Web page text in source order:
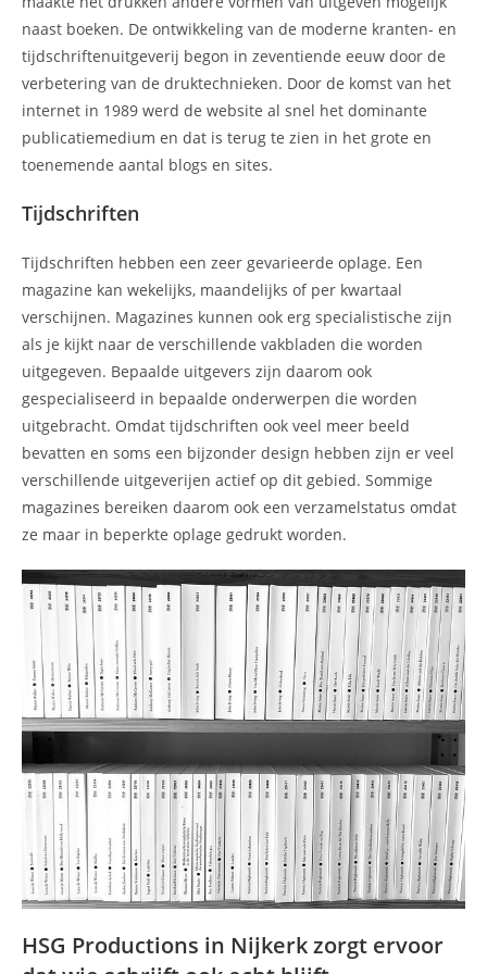
naast boeken. De ontwikkeling van de moderne kranten- en
tijdschriftenuitgeverij begon in zeventiende eeuw door de
verbetering van de druktechnieken. Door de komst van het
internet in 1989 werd de website al snel het dominante
publicatiemedium en dat is terug te zien in het grote en
toenemende aantal blogs en sites.
Tijdschriften
Tijdschriften hebben een zeer gevarieerde oplage. Een
magazine kan wekelijks, maandelijks of per kwartaal
verschijnen. Magazines kunnen ook erg specialistische zijn
als je kijkt naar de verschillende vakbladen die worden
uitgegeven. Bepaalde uitgevers zijn daarom ook
gespecialiseerd in bepaalde onderwerpen die worden
uitgebracht. Omdat tijdschriften ook veel meer beeld
bevatten en soms een bijzonder design hebben zijn er veel
verschillende uitgeverijen actief op dit gebied. Sommige
magazines bereiken daarom ook een verzamelstatus omdat
ze maar in beperkte oplage gedrukt worden.
HSG Productions in Nijkerk zorgt ervoor